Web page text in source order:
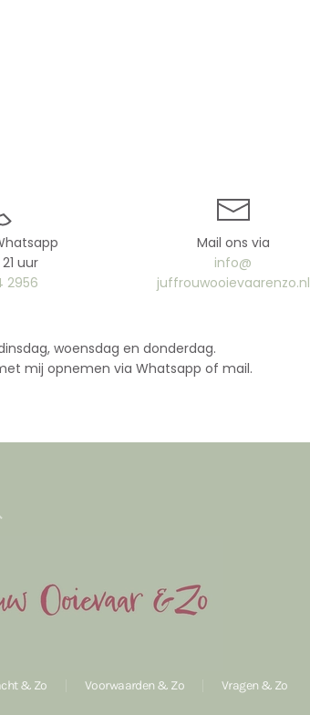
uur
2956
Mail ons via
info@
juffrouwooievaarenzo.nl
woensdag en donderdag.
mij opnemen via Whatsapp of mail.
& Zo Voorwaarden & Zo Vragen & Zo